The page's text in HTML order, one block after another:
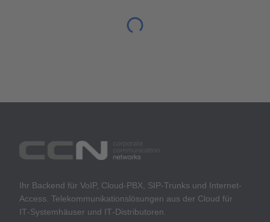
Ihr Backend für VoIP, Cloud-PBX, SIP-Trunks und Internet-
Access. Telekommunikationslösungen aus der Cloud für
IT‑Systemhäuser und IT‑Distributoren.